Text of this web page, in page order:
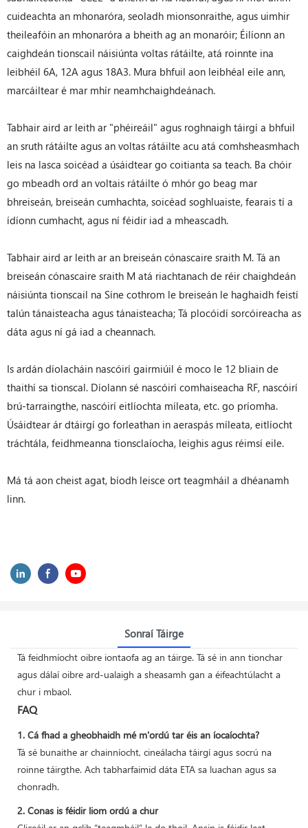
cuideachta an mhonaróra, seoladh mionsonraithe, agus uimhir
theileafóin an mhonaróra a bheith ag an monaróir; Éilíonn an
caighdeán tionscail náisiúnta voltas rátáilte, atá roinnte ina
leibhéil 6A, 12A agus 18A3. Mura bhfuil aon leibhéal eile ann,
marcáiltear é mar mhír neamhchaighdeánach.
Tabhair aird ar leith ar "phéireáil" agus roghnaigh táirgí a bhfuil
an sruth rátáilte agus an voltas rátáilte acu atá comhsheasmhach
leis na lasca soicéad a úsáidtear go coitianta sa teach. Ba chóir
go mbeadh ord an voltais rátáilte ó mhór go beag mar
bhreiseán, breiseán cumhachta, soicéad soghluaiste, fearais tí a
ídíonn cumhacht, agus ní féidir iad a mheascadh.
Tabhair aird ar leith ar an breiseán cónascaire sraith M. Tá an
breiseán cónascaire sraith M atá riachtanach de réir chaighdeán
náisiúnta tionscail na Síne cothrom le breiseán le haghaidh feistí
talún tánaisteacha agus tánaisteacha; Tá plocóidí sorcóireacha as
dáta agus ní gá iad a cheannach.
Is ardán díolacháin nascóirí gairmiúil é moco le 12 bliain de
thaithí sa tionscal. Díolann sé nascóirí comhaiseacha RF, nascóirí
brú-tarraingthe, nascóirí eitlíochta míleata, etc. go príomha.
Úsáidtear ár dtáirgí go forleathan in aeraspás míleata, eitlíocht
tráchtála, feidhmeanna tionsclaíocha, leighis agus réimsí eile.
Má tá aon cheist agat, bíodh leisce ort teagmháil a dhéanamh
linn.
Sonraí Táirge
Tá feidhmíocht oibre iontaofa ag an táirge. Tá sé in ann tionchar
agus dálaí oibre ard-ualaigh a sheasamh gan a éifeachtúlacht a
chur i mbaol.
FAQ
1. Cá fhad a gheobhaidh mé m'ordú tar éis an íocaíochta?
Tá sé bunaithe ar chainníocht, cineálacha táirgí agus socrú na
roinne táirgthe. Ach tabharfaimid dáta ETA sa luachan agus sa
chonradh.
2. Conas is féidir liom ordú a chur